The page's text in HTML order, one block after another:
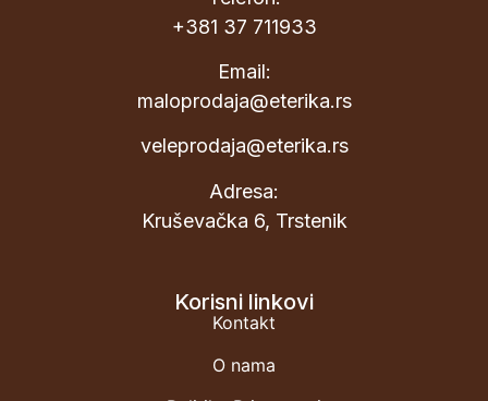
+381 37 711933
Email:
maloprodaja@eterika.rs
veleprodaja@eterika.rs
Adresa:
Kruševačka 6, Trstenik
Korisni linkovi
Kontakt
O nama